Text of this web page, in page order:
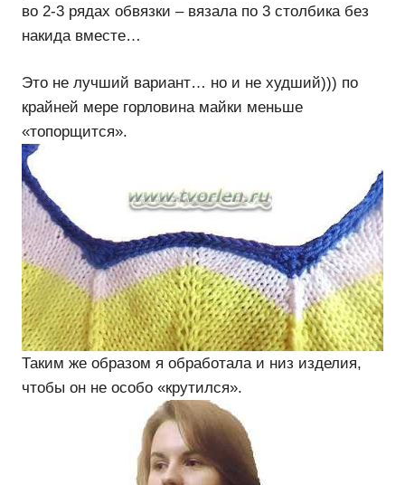
во 2-3 рядах обвязки – вязала по 3 столбика без
накида вместе…
Это не лучший вариант… но и не худший))) по
крайней мере горловина майки меньше
«топорщится».
Таким же образом я обработала и низ изделия,
чтобы он не особо «крутился».